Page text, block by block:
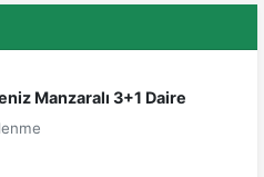
Manzaralı 3+1 Daire